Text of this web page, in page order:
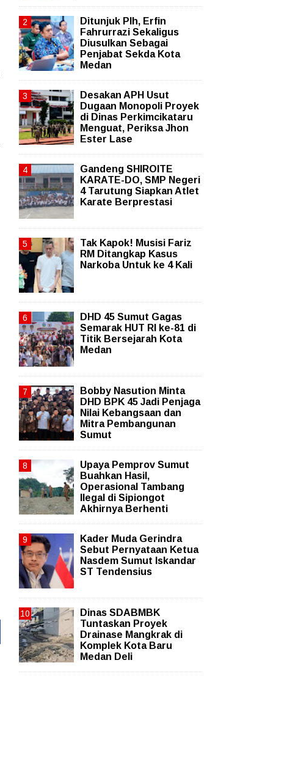
Ditunjuk Plh, Erfin
Fahrurrazi Sekaligus
Diusulkan Sebagai
Penjabat Sekda Kota
Medan
Desakan APH Usut
Dugaan Monopoli Proyek
di Dinas Perkimcikataru
Menguat, Periksa Jhon
Ester Lase
Gandeng SHIROITE
KARATE-DO, SMP Negeri
4 Tarutung Siapkan Atlet
Karate Berprestasi
Tak Kapok! Musisi Fariz
RM Ditangkap Kasus
Narkoba Untuk ke 4 Kali
DHD 45 Sumut Gagas
Semarak HUT RI ke-81 di
Titik Bersejarah Kota
Medan
Bobby Nasution Minta
DHD BPK 45 Jadi Penjaga
Nilai Kebangsaan dan
Mitra Pembangunan
Sumut
Upaya Pemprov Sumut
Buahkan Hasil,
Operasional Tambang
Ilegal di Sipiongot
Akhirnya Berhenti
Kader Muda Gerindra
Sebut Pernyataan Ketua
Nasdem Sumut Iskandar
ST Tendensius
Dinas SDABMBK
Tuntaskan Proyek
Drainase Mangkrak di
Komplek Kota Baru
Medan Deli